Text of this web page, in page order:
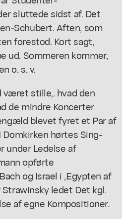
sluttede sidst af. Det
Schubert. Aften, som
forestod. Kort sagt,
ud. Sommeren kommer,
o. s. v.
været stille,. hvad den
de mindre Koncerter
blevet fyret et Par af
hørtes Sing-
under Ledelse af
opførte
og Israel i ,Egypten af
Strawinsky ledet Det kgl.
af egne Kompositioner.